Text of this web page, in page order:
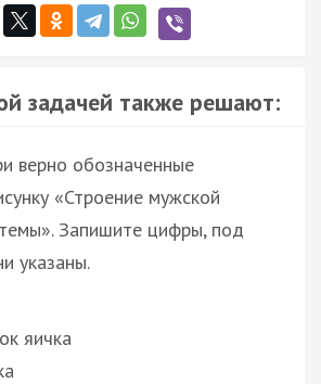
задачей также решают:
верно обозначенные
«Строение мужской
Запишите цифры, под
указаны.
яичка